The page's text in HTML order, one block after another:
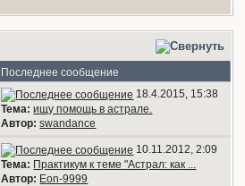
Последнее сообщение
18.4.2015, 15:38
Тема: ищу помощь в астрале.
Автор: swandance
10.11.2012, 2:09
Тема: Практикум к теме "Астрал: как ...
Автор: Eon-9999